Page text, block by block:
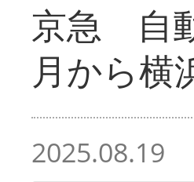
京急 自
月から横
2025.08.19